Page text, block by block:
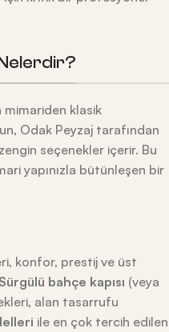
mimariden klasik
Odak Peyzaj tarafından
seçenekler içerir. Bu
yapınızla bütünleşen bir
konfor, prestij ve üst
Sürgülü bahçe kapısı (veya
alan tasarrufu
ile en çok tercih edilen